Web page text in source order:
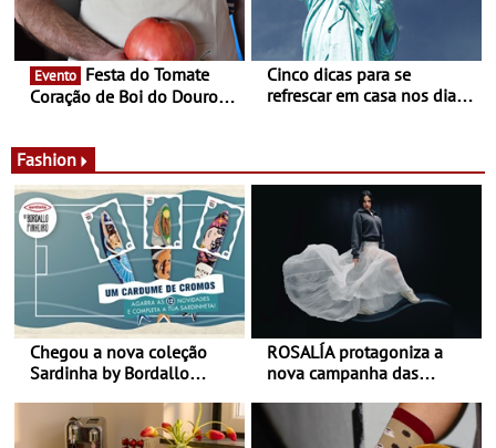
Evento
Coração de Boi do Douro -
Cinco dicas para se
refrescar em casa nos dias
Fashion
Chegou a nova coleção
Sardinha by Bordallo
ROSALÍA protagoniza a
nova campanha das
Balance